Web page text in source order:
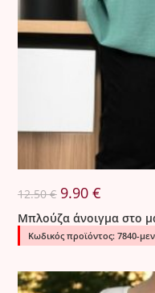
12.50€ Original
price
was:
12.50 €.
9.90€
τιμή
είναι:
9.90 €.
Μπλούζα άνοιγμα στο
Κωδικός προϊόντος: 7840-